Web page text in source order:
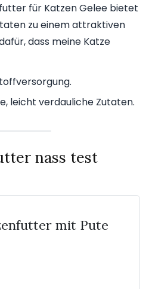
für Katzen Gelee bietet
zu einem attraktiven
dass meine Katze
leicht verdauliche Zutaten.
nass test
mit Pute